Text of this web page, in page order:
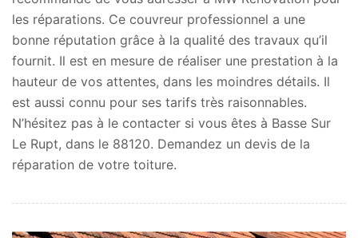
les réparations. Ce couvreur professionnel a une
bonne réputation grâce à la qualité des travaux qu’il
fournit. Il est en mesure de réaliser une prestation à la
hauteur de vos attentes, dans les moindres détails. Il
est aussi connu pour ses tarifs très raisonnables.
N’hésitez pas à le contacter si vous êtes à Basse Sur
Le Rupt, dans le 88120. Demandez un devis de la
réparation de votre toiture.